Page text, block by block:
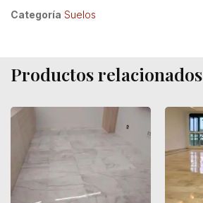
Categoría Suelos
Productos relacionados